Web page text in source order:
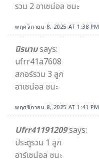
รวม 2 อาเซน่อล ชนะ
พฤศจิกายน 8, 2025 AT 1:38 PM
นิรนามsays:
ufrr41a7608
สกอร์รวม 3 ลูก
อาเซน่อล ชนะ
พฤศจิกายน 8, 2025 AT 1:41 PM
Ufrr41191209says:
ประตูรวม 1 ลูก
อาร์เซน่อล ชนะ